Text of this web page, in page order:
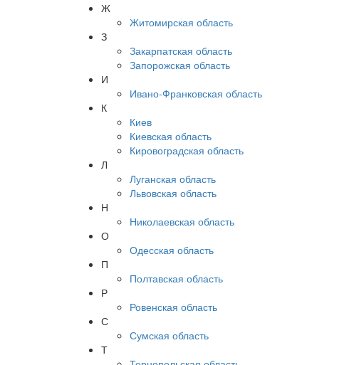
Ж
Житомирская область
З
Закарпатская область
Запорожская область
И
Ивано-Франковская область
К
Киев
Киевская область
Кировоградская область
Л
Луганская область
Львовская область
Н
Николаевская область
О
Одесская область
П
Полтавская область
Р
Ровенская область
С
Сумская область
Т